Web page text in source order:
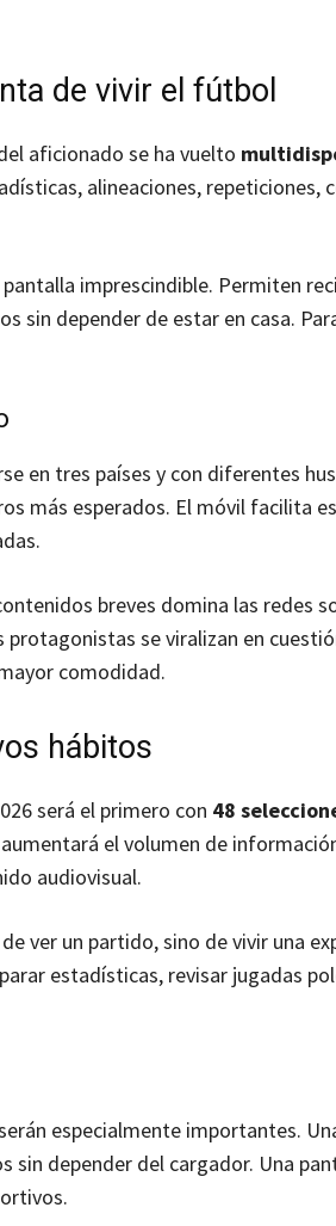
de vivir el fútbol
aficionado se ha vuelto
alineaciones, repeticiones,
imprescindible. Permiten
sin depender de estar en casa.
en tres países y con diferentes
más esperados. El móvil facilita
breves domina las redes
se viralizan en
comodidad.
hábitos
será el primero con 48
el volumen de
audiovisual.
ver un partido, sino de vivir una
estadísticas, revisar jugadas
especialmente importantes.
depender del cargador. Una